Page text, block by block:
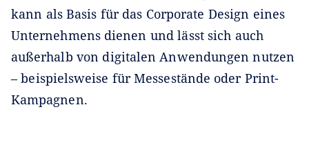
kann als Basis für das Corporate Design eines
Unternehmens dienen und lässt sich auch
außerhalb von digitalen Anwendungen nutzen
– beispielsweise für Messestände oder Print-
Kampagnen.